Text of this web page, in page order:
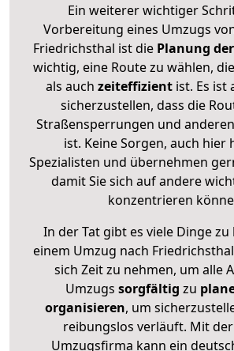
Ein weiterer wichtiger
Vorbereitung eines Umzugs
Friedrichsthal ist diePlanung
wichtig, eine Route zu wählen,
als auch zeiteffizientist. Es ist
sicherzustellen, dass die
Straßensperrungen und
ist. Keine Sorgen, auch hier
Spezialisten und übernehmen
damit Sie sich auf andere
konzentrieren
In der Tat gibt es viele Dinge
einem Umzug nach
sich Zeit zu nehmen, um alle
Umzugs sorgfältig zu
organisieren, um
reibungslos verläuft. Mit
Umzugsfirma kann ein